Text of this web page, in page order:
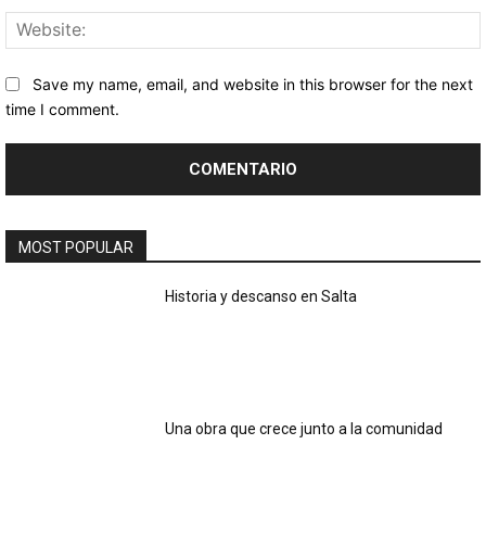
Save my name, email, and website in this browser for the next
time I comment.
MOST POPULAR
Historia y descanso en Salta
Una obra que crece junto a la comunidad